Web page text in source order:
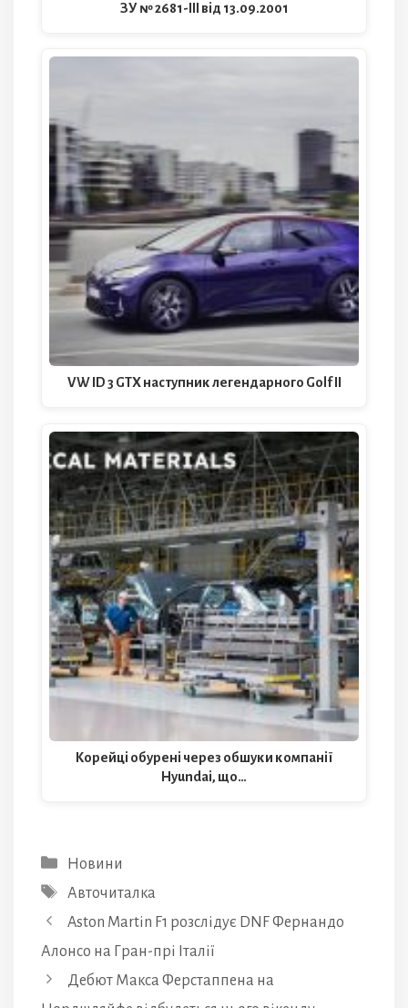
ЗУ № 2681-III від 13.09.2001
VW ID 3 GTX наступник легендарного Golf II
Корейці обурені через обшуки компанії
Hyundai, що…
Категорії
Новини
Позначки
Авточиталка
Aston Martin F1 розслідує DNF Фернандо
Алонсо на Гран-прі Італії
Дебют Макса Ферстаппена на